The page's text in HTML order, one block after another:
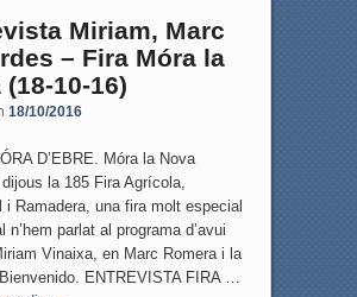
Miriam, Marc
– Fira Móra la
(18-10-16)
18/10/2016
D’EBRE. Móra la Nova
la 185 Fira Agrícola,
i Ramadera, una fira molt especial
n’hem parlat al programa d’avui
Vinaixa, en Marc Romera i la
ENTREVISTA FIRA …